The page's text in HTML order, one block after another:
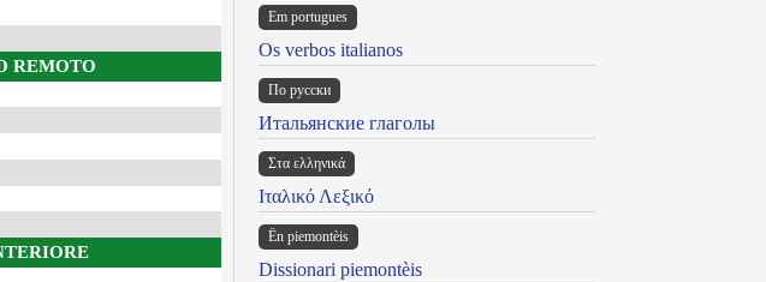
REMOTO
Em portugues
Os verbos italianos
По русски
Итальянские глаголы
Στα ελληνικά
Ιταλικό Λεξικό
Ën piemontèis
Dissionari piemontèis